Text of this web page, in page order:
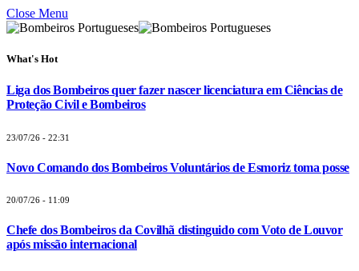
Close Menu
What's Hot
Liga dos Bombeiros quer fazer nascer licenciatura em Ciências de
Proteção Civil e Bombeiros
23/07/26 - 22:31
Novo Comando dos Bombeiros Voluntários de Esmoriz toma posse
20/07/26 - 11:09
Chefe dos Bombeiros da Covilhã distinguido com Voto de Louvor
após missão internacional